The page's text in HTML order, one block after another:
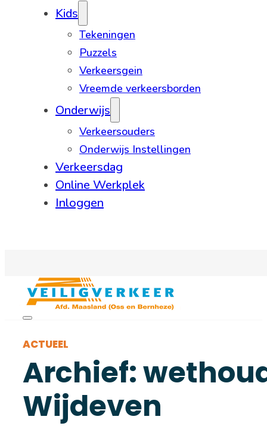
Kids
Tekeningen
Puzzels
Verkeersgein
Vreemde verkeersborden
Onderwijs
Verkeersouders
Onderwijs Instellingen
Verkeersdag
Online Werkplek
Inloggen
ACTUEEL
Archief:
Wijdeven